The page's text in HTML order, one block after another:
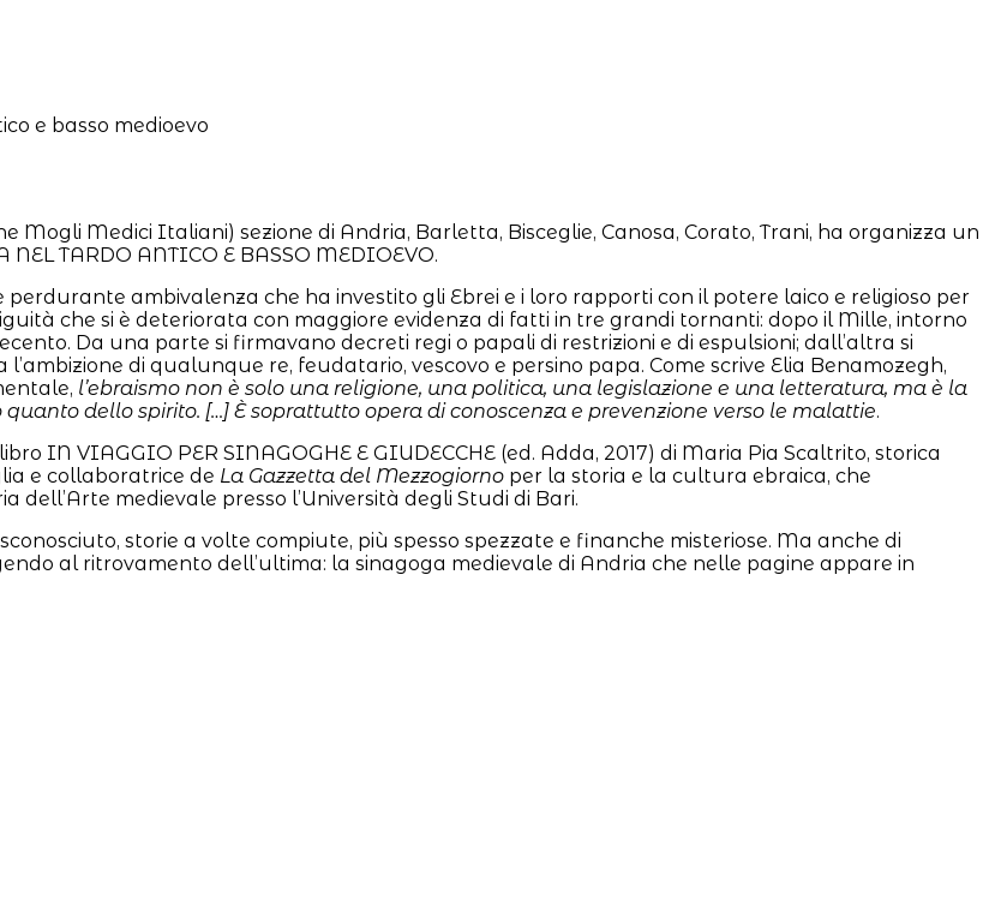
Mogli Medici Italiani) sezione di Andria, Barletta, Bisceglie, Canosa, Corato, Trani, ha organizza un
TARDO ANTICO E BASSO MEDIOEVO.
ambivalenza che ha investito gli Ebrei e i loro rapporti con il potere laico e religioso per
che si è deteriorata con maggiore evidenza di fatti in tre grandi tornanti: dopo il Mille, intorno
Da una parte si firmavano decreti regi o papali di restrizioni e di espulsioni; dall’altra si
di qualunque re, feudatario, vescovo e persino papa. Come scrive Elia Benamozegh,
l’ebraismo non è solo una religione, una politica, una legislazione e una letteratura, ma è la
dello spirito. […] È soprattutto opera di conoscenza e prevenzione verso le malattie.
IN VIAGGIO PER SINAGOGHE E GIUDECCHE (ed. Adda, 2017) di Maria Pia Scaltrito, storica
e collaboratrice de La Gazzetta del Mezzogiorno per la storia e la cultura ebraica, che
dell’Arte medievale presso l’Università degli Studi di Bari.
storie a volte compiute, più spesso spezzate e finanche misteriose. Ma anche di
al ritrovamento dell’ultima: la sinagoga medievale di Andria che nelle pagine appare in